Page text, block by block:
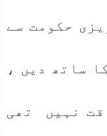
حکومت سے
ساتھ دیں ،
نہیں تھی